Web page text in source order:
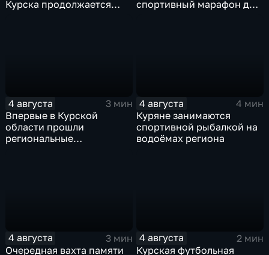
Курска продолжается
спортивный марафон для
4 августа
3 мин
Впервые в Курской
области прошли
региональные
4 августа
4 мин
Куряне занимаются
спортивной рыбалкой на
водоёмах региона
4 августа
3 мин
Очередная вахта памяти
4 августа
2 мин
Курская футбольная